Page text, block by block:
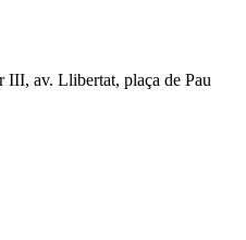
III, av. Llibertat, plaça de Pau